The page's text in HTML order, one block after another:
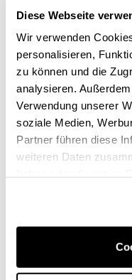
Diese Webseite
Wir verwenden
personalisieren,
zu können und die
analysieren.
Verwendung unserer
soziale Medien,
Partner führen diese
weiteren Daten
Viele
Millecroquettes
schnell und homogen.
mit Rädern und eine
Hergestellt aus
Einfache
Eine Maschinezur